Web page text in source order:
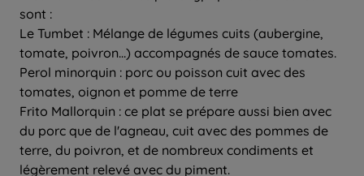
sont :
Le Tumbet : Mélange de légumes cuits (aubergine,
tomate, poivron…) accompagnés de sauce tomates.
Perol minorquin : porc ou poisson cuit avec des
tomates, oignon et pomme de terre
Frito Mallorquin : ce plat se prépare aussi bien avec
du porc que de l'agneau, cuit avec des pommes de
terre, du poivron, et de nombreux condiments et
légèrement relevé avec du piment.